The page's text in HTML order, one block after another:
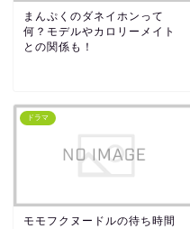
まんぷくのダネイホンって
何？モデルやカロリーメイト
との関係も！
ドラマ
モモフクヌードルの待ち時間